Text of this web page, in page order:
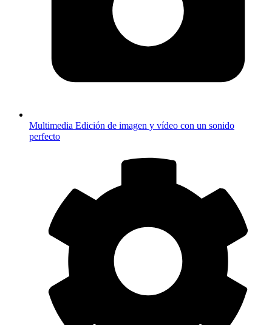
Multimedia Edición de imagen y vídeo con un sonido
perfecto